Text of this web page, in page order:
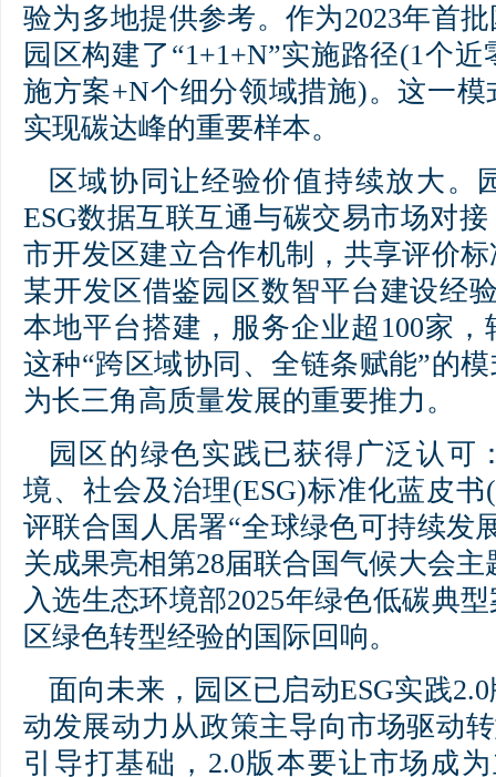
验为多地提供参考。作为2023年首
园区构建了“1+1+N”实施路径(1个
施方案+N个细分领域措施)。这一
实现碳达峰的重要样本。
区域协同让经验价值持续放大。
ESG数据互联互通与碳交易市场对
市开发区建立合作机制，共享评价
某开发区借鉴园区数智平台建设经
本地平台搭建，服务企业超100家
这种“跨区域协同、全链条赋能”的
为长三角高质量发展的重要推力。
园区的绿色实践已获得广泛认可
境、社会及治理(ESG)标准化蓝皮
评联合国人居署“全球绿色可持续发
关成果亮相第28届联合国气候大会
入选生态环境部2025年绿色低碳典
区绿色转型经验的国际回响。
面向未来，园区已启动ESG实践
动发展动力从政策主导向市场驱动
引导打基础，2.0版本要让市场成